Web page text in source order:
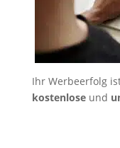
Ihr Werbeerfolg
kostenloseund